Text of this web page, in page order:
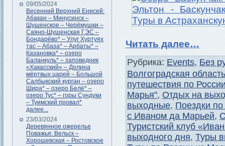
09/05/2024
Весенний Верхний Енисей:
Абакан – Минусинск –
Шушенское – Черёмушки –
Саяно-Шушенская ГЭС –
Бондарёво* – Улуг Хуртуях
тас – Абаза* – Арбаты* –
Казановка* – озеро
Баланкуль* – заповедник
«Хакасский» – Долина
мёртвых царей – Большой
Салбыкский курган – озеро
Шира* – озеро Белё* –
озеро Тус* – горы Сундуки
– Туимский провал*
далее...
23/03/2024
Деревянное ожерелье
Поважья: Вельск –
Хорошевская – Ростовское
Читать далее…
Рубрика: Events, Без
Волгоградская область
путешествия по
Марья", Отдых на
выходные, Поездки
с Иваном да Марьей,
Туристский клуб
выходного дня, Туры